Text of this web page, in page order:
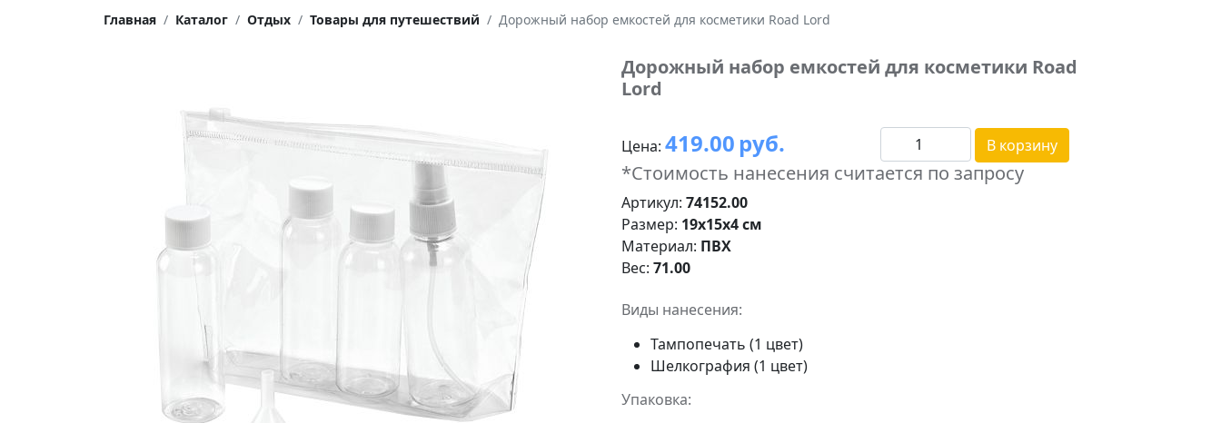
Главная Каталог Отдых Товары для путешествий Дорожный набор емкостей для косметики Road Lord
Дорожный набор емкостей для косметики Road
Lord
Цена: 419.00 руб. В корзину
*Стоимость нанесения считается по запросу
Артикул: 74152.00
Размер: 19x15x4 см
Материал: ПВХ
Вес: 71.00
Виды нанесения:
Тампопечать (1 цвет)
Шелкография (1 цвет)
Упаковка: